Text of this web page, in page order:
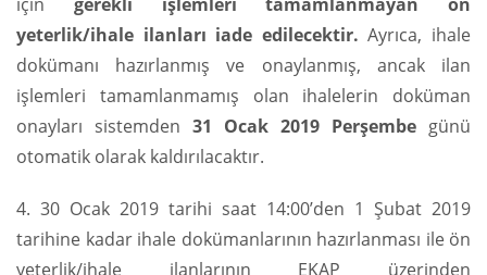
yeterlik/ihale ilanları iade edilecektir. Ayrıca, ihale
dokümanı hazırlanmış ve onaylanmış, ancak ilan
işlemleri tamamlanmamış olan ihalelerin doküman
onayları sistemden 31 Ocak 2019 Perşembe günü
otomatik olarak kaldırılacaktır.
4. 30 Ocak 2019 tarihi saat 14:00’den 1 Şubat 2019
tarihine kadar ihale dokümanlarının hazırlanması ile ön
yeterlik/ihale ilanlarının EKAP üzerinden